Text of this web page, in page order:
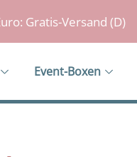
Gratis-Versand (D)
Event-Boxen